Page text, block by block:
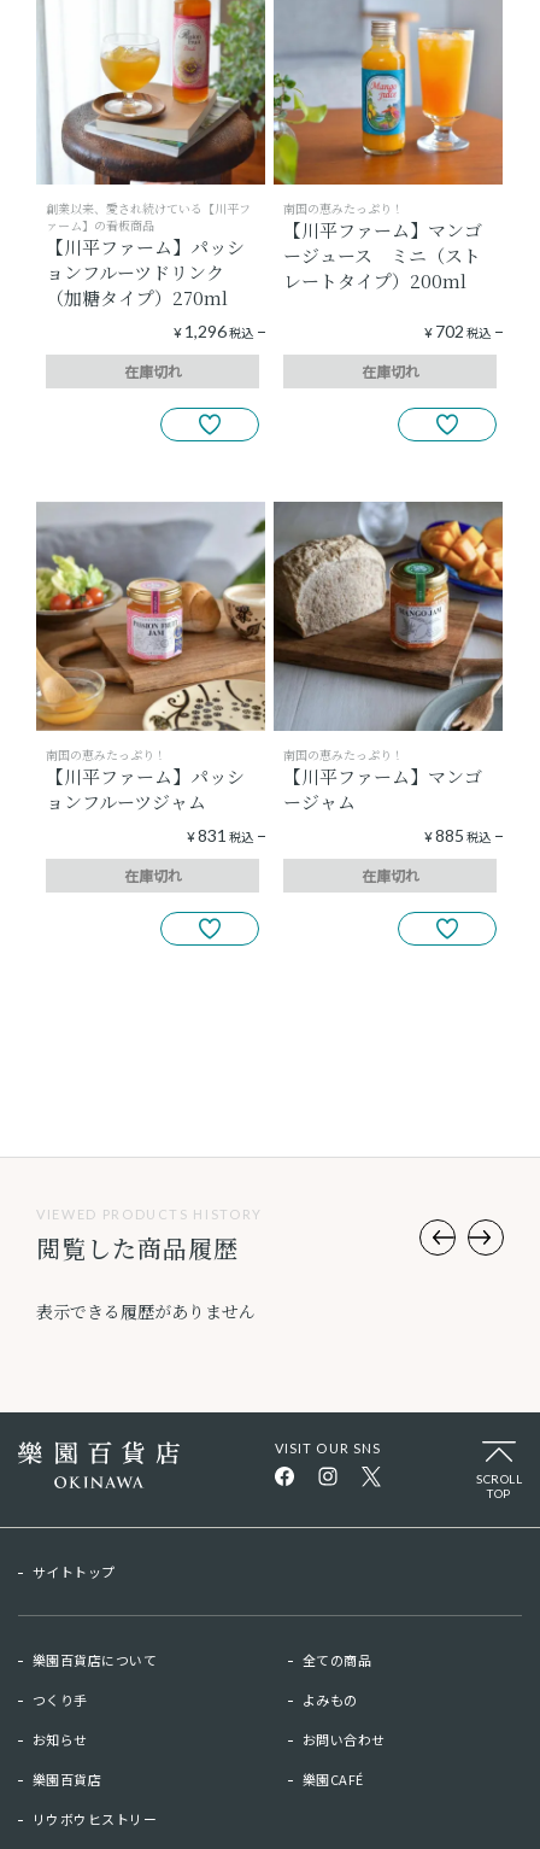
創業以来、愛され続けている【川平フ
ァーム】の看板商品
【川平ファーム】パッシ
ョンフルーツドリンク
（加糖タイプ）270ml
¥ 1,296税込
在庫切れ
南国の恵みたっぷり！
【川平ファーム】マンゴ
ージュース ミニ（スト
レートタイプ）200ml
¥ 702 税込
在庫切れ
南国の恵みたっぷり！
【川平ファーム】パッシ
ョンフルーツジャム
¥831 税込
在庫切れ
南国の恵みたっぷり！
【川平ファーム】マンゴ
ージャム
¥885 税込
在庫切れ
VIEWED PRODUCTS HISTORY
閲覧した商品履歴
表示できる履歴がありません
VISIT OUR SNS
SCROLL
TOP
サイトトップ
樂園百貨店について 全ての商品
つくり手 よみもの
お知らせ お問い合わせ
樂園百貨店 樂園CAFÉ
リウボウヒストリー